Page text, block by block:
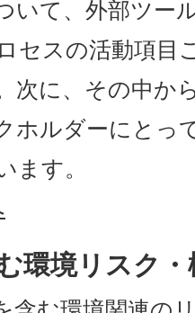
いて、外部ツー
セスの活動項目
次に、その中か
ホルダーにとっ
す。
環境リスク